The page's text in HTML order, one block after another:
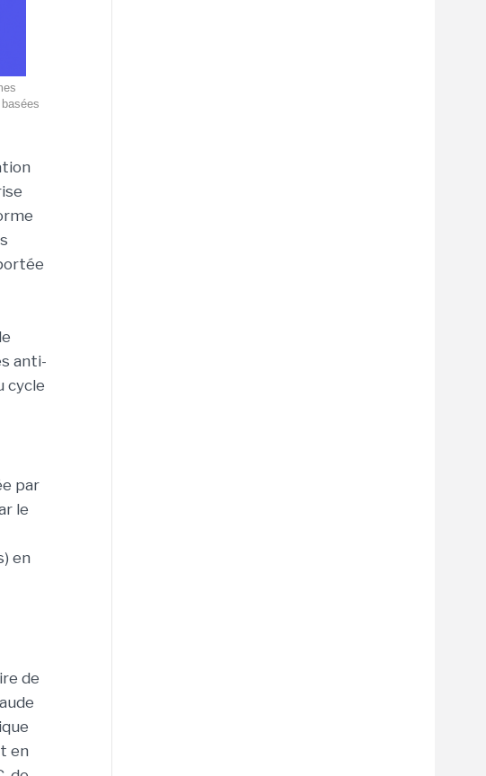
anti-
cycle
par
le
en
de
en